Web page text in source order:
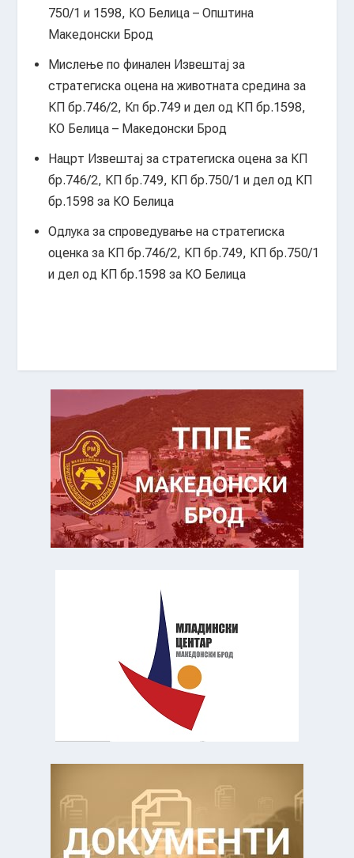
750/1 и 1598, КО Белица – Општина
Македонски Брод
Мислење по финален Извештај за
стратегиска оцена на животната средина за
КП бр.746/2, Кп бр.749 и дел од КП бр.1598,
КО Белица – Македонски Брод
Нацрт Извештај за стратегиска оцена за КП
бр.746/2, КП бр.749, КП бр.750/1 и дел од КП
бр.1598 за КО Белица
Одлука за спроведување на стратегиска
оценка за КП бр.746/2, КП бр.749, КП бр.750/1
и дел од КП бр.1598 за КО Белица